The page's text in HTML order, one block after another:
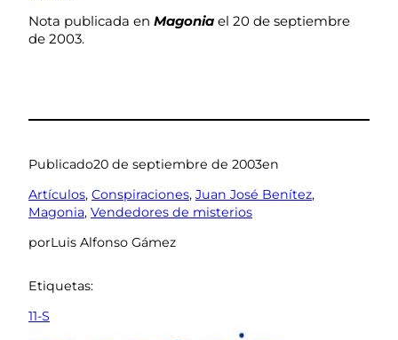
Nota publicada en Magonia el 20 de septiembre
de 2003.
Publicado20 de septiembre de 2003en
Artículos, Conspiraciones, Juan José Benítez
Magonia, Vendedores de misterios
porLuis Alfonso Gámez
Etiquetas:
11-S